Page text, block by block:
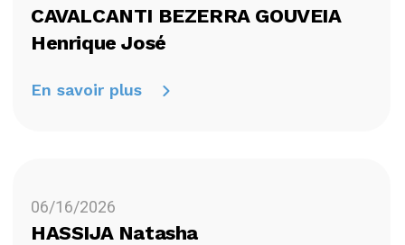
CAVALCANTI BEZERRA GOUVEIA
Henrique José
En savoir plus
06/16/2026
HASSIJA Natasha